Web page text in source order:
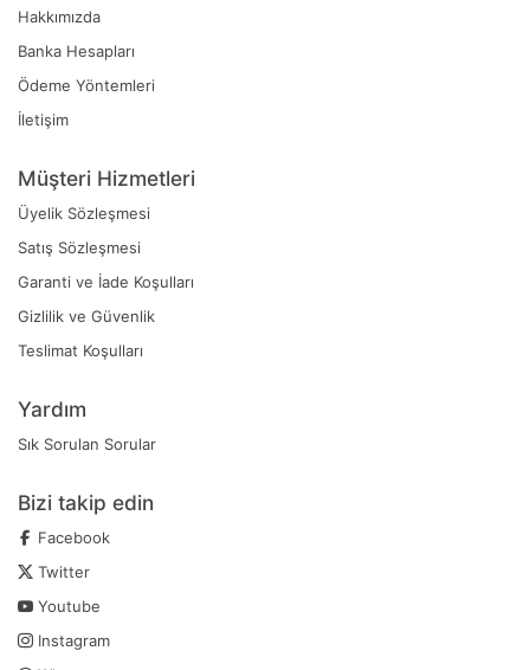
Hakkımızda
Banka Hesapları
Ödeme Yöntemleri
İletişim
Müşteri Hizmetleri
Üyelik Sözleşmesi
Satış Sözleşmesi
Garanti ve İade Koşulları
Gizlilik ve Güvenlik
Teslimat Koşulları
Yardım
Sık Sorulan Sorular
Bizi takip edin
Facebook
Twitter
Youtube
Instagram